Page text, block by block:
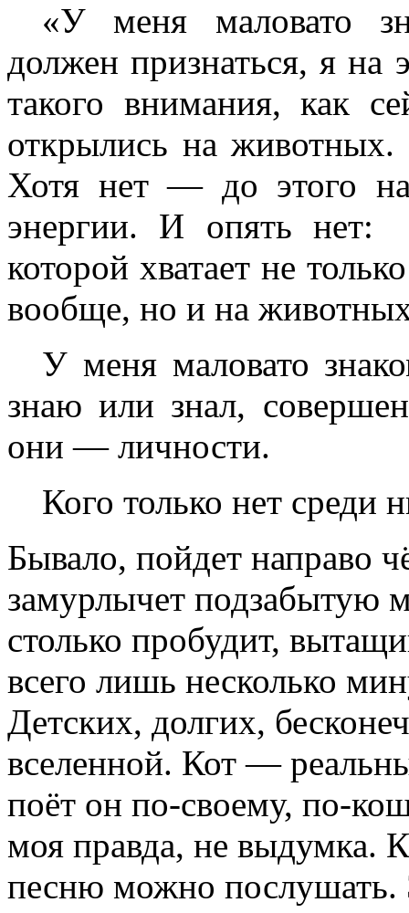
«У меня маловато
должен признаться, я на
такого внимания, как
открылись на
Хотя нет — до этого
энергии. И опять нет:
которой хватает не
вообще, но и на
У меня маловато
знаю или знал,
они — личности.
Кого только нет среди
Бывало, пойдет направо
замурлычет подзабытую
столько пробудит,
всего лишь несколько
Детских, долгих,
вселенной. Кот —
поёт он по-своему, по-
моя правда, не выдумка.
песню можно послушать.